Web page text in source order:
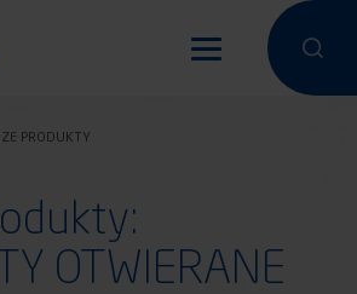
PRODUKTY
OTWIERANE